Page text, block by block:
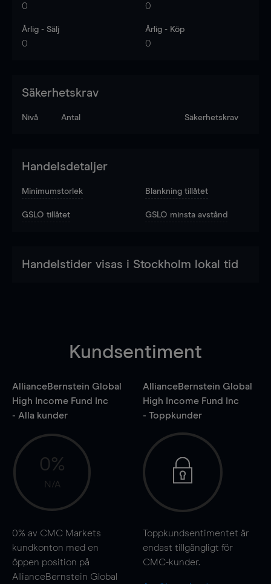
0 0
Årlig - Sälj
0
Årlig - Köp
0
Säkerhetskrav
Nivå Antal Säkerhetskrav
Handelsdetaljer
Minimumstorlek Blankning tillåtet
GSLO tillåtet GSLO minsta avstånd
Handelstider visas i Stockholm lokal tid
Kundsentiment
AllianceBernstein Global
High Income Fund Inc
- Alla kunder
0%
N/A
0% av CMC Markets
kundkonton med en
öppen position på
AllianceBernstein Global
AllianceBernstein Global
High Income Fund Inc
- Toppkunder
Toppkundsentimentet är
endast tillgängligt för
CMC-kunder.